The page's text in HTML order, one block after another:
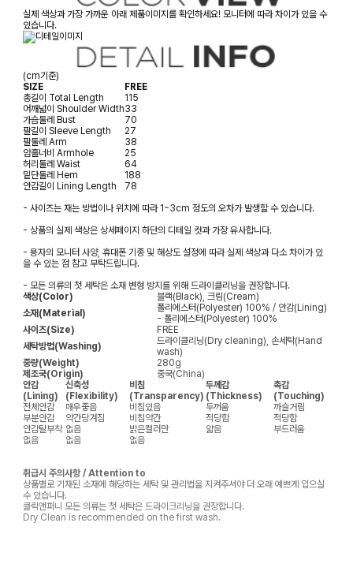
실제 색상과 가장 가까운 아래 제품이미지를 확인하세요! 모니터에 따라 차이가 있을 수
있습니다.
(cm기준)
SIZE
FREE
총길이 Total Length
115
어깨넓이 Shoulder Width33
가슴둘레 Bust
70
팔길이 Sleeve Length
27
팔둘레 Arm
38
암홀너비 Armhole
25
허리둘레 Waist
64
밑단둘레 Hem
188
안감길이 Lining Length
78
- 사이즈는 재는 방법이나 위치에 따라 1~3cm 정도의 오차가 발생할 수 있습니다.
- 상품의 실제 색상은 상세페이지 하단의 디테일 컷과 가장 유사합니다.
- 용자의 모니터 사양, 휴대폰 기종 및 해상도 설정에 따라 실제 색상과 다소 차이가 있
을 수 있는 점 참고 부탁드립니다.
- 모든 의류의 첫 세탁은 소재 변형 방지를 위해 드라이클리닝을 권장합니다.
색상(Color)
블랙(Black), 크림(Cream)
소재(Material)
폴리에스터(Polyester) 100% / 안감(Lining)
- 폴리에스터(Polyester) 100%
사이즈(Size)
FREE
세탁방법(Washing)
드라이클리닝(Dry cleaning), 손세탁(Hand
wash)
중량(Weight)
280g
제조국(Origin)
중국(China)
안감
(Lining)
신축성
(Flexibility)
비침
(Transparency)
두께감
(Thickness)
촉감
(Touching)
전체안감
매우좋음 비침있음 두꺼움
까슬거림
부분안감
약간당겨짐 비침약간 적당함
적당함
안감탈부착 없음 밝은컬러만 얇음
부드러움
없음
없음 없음
취급시 주의사항 / Attention to
상품별로 기재된 소재에 해당하는 세탁 및 관리법을 지켜주셔야 더 오래 예쁘게 입으실
수 있습니다.
클릭앤퍼니 모든 의류는 첫 세탁은 드라이크리닝을 권장합니다.
Dry Clean is recommended on the first wash.